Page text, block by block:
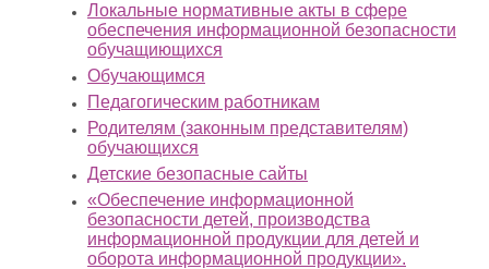
Локальные нормативные акты в сфере
обеспечения информационной безопасности
обучащиющихся
Обучающимся
Педагогическим работникам
Родителям (законным представителям)
обучающихся
Детские безопасные сайты
«Обеспечение информационной
безопасности детей, производства
информационной продукции для детей и
оборота информационной продукции».